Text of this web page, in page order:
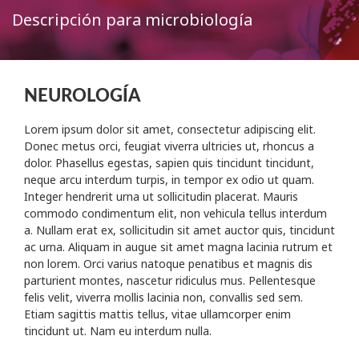
Descripción para microbiología
NEUROLOGÍA
Lorem ipsum dolor sit amet, consectetur adipiscing elit.
Donec metus orci, feugiat viverra ultricies ut, rhoncus a
dolor. Phasellus egestas, sapien quis tincidunt tincidunt,
neque arcu interdum turpis, in tempor ex odio ut quam.
Integer hendrerit urna ut sollicitudin placerat. Mauris
commodo condimentum elit, non vehicula tellus interdum
a. Nullam erat ex, sollicitudin sit amet auctor quis, tincidunt
ac urna. Aliquam in augue sit amet magna lacinia rutrum et
non lorem. Orci varius natoque penatibus et magnis dis
parturient montes, nascetur ridiculus mus. Pellentesque
felis velit, viverra mollis lacinia non, convallis sed sem.
Etiam sagittis mattis tellus, vitae ullamcorper enim
tincidunt ut. Nam eu interdum nulla.